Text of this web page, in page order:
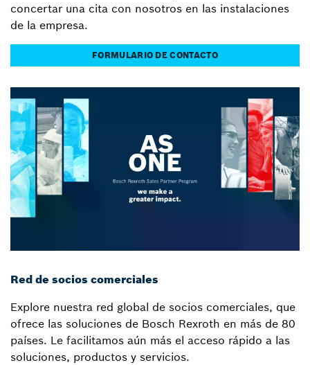
concertar una cita con nosotros en las instalaciones
de la empresa.
FORMULARIO DE CONTACTO
Red de socios comerciales
Explore nuestra red global de socios comerciales, que
ofrece las soluciones de Bosch Rexroth en más de 80
países. Le facilitamos aún más el acceso rápido a las
soluciones, productos y servicios.